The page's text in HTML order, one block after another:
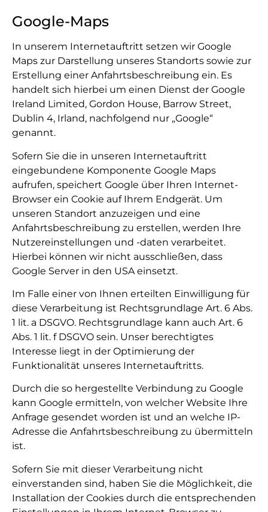
Google-Maps
In unserem Internetauftritt setzen wir Google
Maps zur Darstellung unseres Standorts sowie zur
Erstellung einer Anfahrtsbeschreibung ein. Es
handelt sich hierbei um einen Dienst der Google
Ireland Limited, Gordon House, Barrow Street,
Dublin 4, Irland, nachfolgend nur „Google“
genannt.
Sofern Sie die in unseren Internetauftritt
eingebundene Komponente Google Maps
aufrufen, speichert Google über Ihren Internet-
Browser ein Cookie auf Ihrem Endgerät. Um
unseren Standort anzuzeigen und eine
Anfahrtsbeschreibung zu erstellen, werden Ihre
Nutzereinstellungen und -daten verarbeitet.
Hierbei können wir nicht ausschließen, dass
Google Server in den USA einsetzt.
Im Falle einer von Ihnen erteilten Einwilligung für
diese Verarbeitung ist Rechtsgrundlage Art. 6 Abs.
1 lit. a DSGVO. Rechtsgrundlage kann auch Art. 6
Abs. 1 lit. f DSGVO sein. Unser berechtigtes
Interesse liegt in der Optimierung der
Funktionalität unseres Internetauftritts.
Durch die so hergestellte Verbindung zu Google
kann Google ermitteln, von welcher Website Ihre
Anfrage gesendet worden ist und an welche IP-
Adresse die Anfahrtsbeschreibung zu übermitteln
ist.
Sofern Sie mit dieser Verarbeitung nicht
einverstanden sind, haben Sie die Möglichkeit, die
Installation der Cookies durch die entsprechenden